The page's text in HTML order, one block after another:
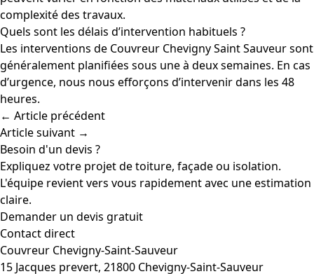
complexité des travaux.
Quels sont les délais d’intervention habituels ?
Les interventions de Couvreur Chevigny Saint Sauveur sont
généralement planifiées sous une à deux semaines. En cas
d’urgence, nous nous efforçons d’intervenir dans les 48
heures.
← Article précédent
Article suivant →
Besoin d'un devis ?
Expliquez votre projet de toiture, façade ou isolation.
L'équipe revient vers vous rapidement avec une estimation
claire.
Demander un devis gratuit
Contact direct
Couvreur Chevigny-Saint-Sauveur
15 Jacques prevert, 21800 Chevigny-Saint-Sauveur